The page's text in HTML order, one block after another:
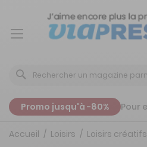
Promo jusqu'à -80% Pour
Accueil Loisirs Loisirs créatifs